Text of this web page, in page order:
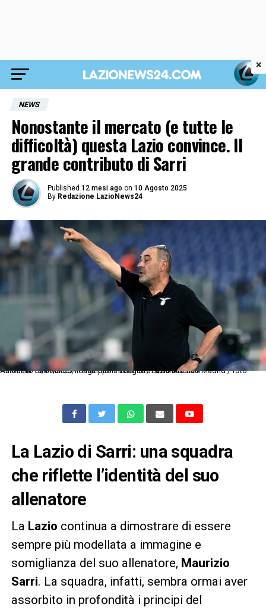
NEWS
Nonostante il mercato (e tutte le
difficoltà) questa Lazio convince. Il
grande contributo di Sarri
Published 12 mesi ago on 10 Agosto 2025
By Redazione LazioNews24
As Roma 19/09/2023 - Champions League / Lazio-Atletico Madrid / foto Antonello Sammarco/Image Sport nella foto: Maurizio Sarri
La Lazio di Sarri: una squadra
che riflette l’identità del suo
allenatore
La Lazio continua a dimostrare di essere
sempre più modellata a immagine e
somiglianza del suo allenatore, Maurizio
Sarri. La squadra, infatti, sembra ormai aver
assorbito in profondità i principi del
×